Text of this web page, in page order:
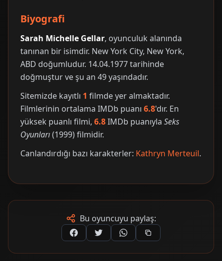
Biyografi
Sarah Michelle Gellar, oyunculuk alanında
tanınan bir isimdir. New York City, New York,
ABD doğumludur. 14.04.1977 tarihinde
doğmuştur ve şu an 49 yaşındadır.
Sitemizde kayıtlı 1 filmde yer almaktadır.
Filmlerinin ortalama IMDb puanı 6.8'dır. En
yüksek puanlı filmi, 6.8IMDb puanıyla Seks
Oyunları(1999) filmidir.
Canlandırdığı bazı karakterler: Kathryn Merteuil.
Bu oyuncuyu paylaş: